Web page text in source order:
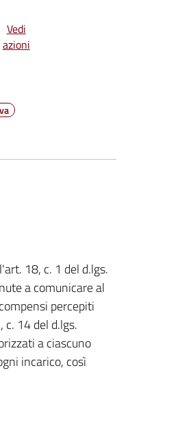
Vedi
azioni
18, c. 1 del d.lgs.
a comunicare al
percepiti
14 del d.lgs.
a ciascuno
incarico, così